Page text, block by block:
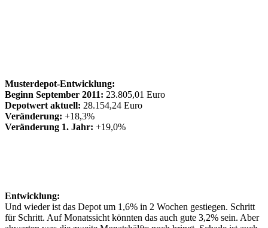
Musterdepot-Entwicklung:
Beginn September 2011: 23.805,01 Euro
Depotwert aktuell: 28.154,24 Euro
Veränderung: +18,3%
Veränderung 1. Jahr: +19,0%
Entwicklung:
Und wieder ist das Depot um 1,6% in 2 Wochen gestiegen. Schritt
für Schritt. Auf Monatssicht könnten das auch gute 3,2% sein. Aber